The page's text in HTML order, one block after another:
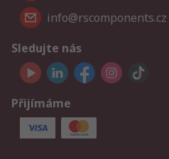
info@rscomponents.cz
Sledujte nás
Přijímáme